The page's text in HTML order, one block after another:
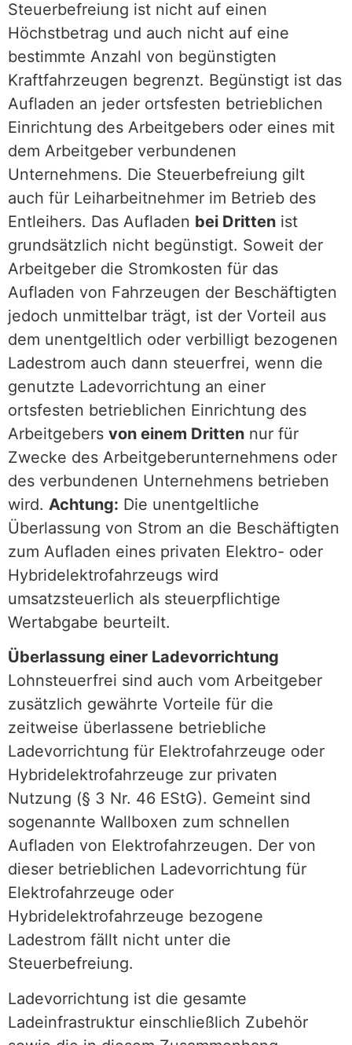
Steuerbefreiung ist nicht auf einen
Höchstbetrag und auch nicht auf eine
bestimmte Anzahl von begünstigten
Kraftfahrzeugen begrenzt. Begünstigt ist das
Aufladen an jeder ortsfesten betrieblichen
Einrichtung des Arbeitgebers oder eines mit
dem Arbeitgeber verbundenen
Unternehmens. Die Steuerbefreiung gilt
auch für Leiharbeitnehmer im Betrieb des
Entleihers. Das Aufladen bei Dritten ist
grundsätzlich nicht begünstigt. Soweit der
Arbeitgeber die Stromkosten für das
Aufladen von Fahrzeugen der Beschäftigten
jedoch unmittelbar trägt, ist der Vorteil aus
dem unentgeltlich oder verbilligt bezogenen
Ladestrom auch dann steuerfrei, wenn die
genutzte Ladevorrichtung an einer
ortsfesten betrieblichen Einrichtung des
Arbeitgebers von einem Dritten nur für
Zwecke des Arbeitgeberunternehmens oder
des verbundenen Unternehmens betrieben
wird. Achtung: Die unentgeltliche
Überlassung von Strom an die Beschäftigten
zum Aufladen eines privaten Elektro- oder
Hybridelektrofahrzeugs wird
umsatzsteuerlich als steuerpflichtige
Wertabgabe beurteilt.
Überlassung einer Ladevorrichtung
Lohnsteuerfrei sind auch vom Arbeitgeber
zusätzlich gewährte Vorteile für die
zeitweise überlassene betriebliche
Ladevorrichtung für Elektrofahrzeuge oder
Hybridelektrofahrzeuge zur privaten
Nutzung (§ 3 Nr. 46 EStG). Gemeint sind
sogenannte Wallboxen zum schnellen
Aufladen von Elektrofahrzeugen. Der von
dieser betrieblichen Ladevorrichtung für
Elektrofahrzeuge oder
Hybridelektrofahrzeuge bezogene
Ladestrom fällt nicht unter die
Steuerbefreiung.
Ladevorrichtung ist die gesamte
Ladeinfrastruktur einschließlich Zubehör